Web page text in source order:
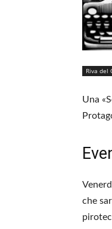
Riva del
Una
che